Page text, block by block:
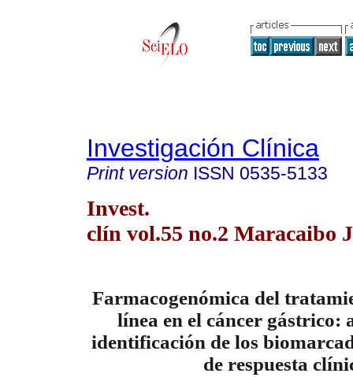
Investigación Clínica
Print version ISSN 0535-5133
Invest.
clín vol.55 no.2 Maracaibo
Farmacogenómica del
línea en el cáncer gástrico:
identificación de los
de respuesta